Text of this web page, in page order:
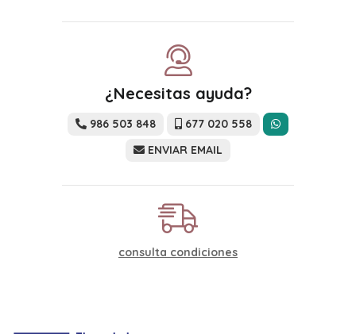
¿Necesitas ayuda?
986 503 848
677 020 558
ENVIAR EMAIL
consulta condiciones